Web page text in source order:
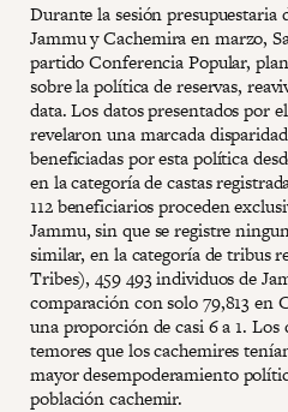
Durante la sesión presupuestaria
Jammu y Cachemira en marzo,
partido Conferencia Popular,
sobre la política de reservas,
data. Los datos presentados por
revelaron una marcada
beneficiadas por esta política
en la categoría de castas
112 beneficiarios proceden
Jammu, sin que se registre
similar, en la categoría de tribus
Tribes), 459 493 individuos de
comparación con solo 79,813 en
una proporción de casi 6 a 1.
temores que los cachemires
mayor desempoderamiento
población cachemir.